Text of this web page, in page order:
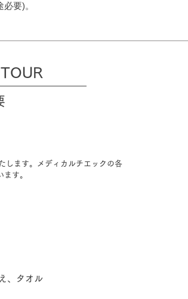
要)。
します。メディカルチエックの各
す。
、タオル